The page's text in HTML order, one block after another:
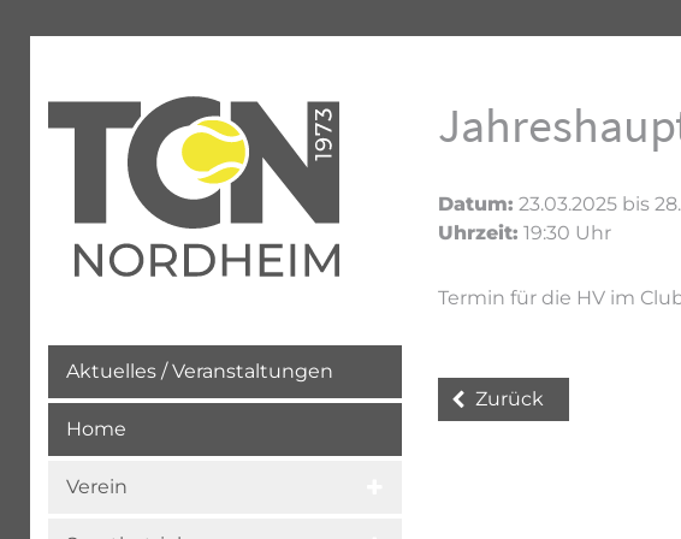
Aktuelles / Veranstaltungen
Home
Verein
Datum: 23.03.2025 bis
Uhrzeit: 19:30 Uhr
Termin für die HV im
Zurück